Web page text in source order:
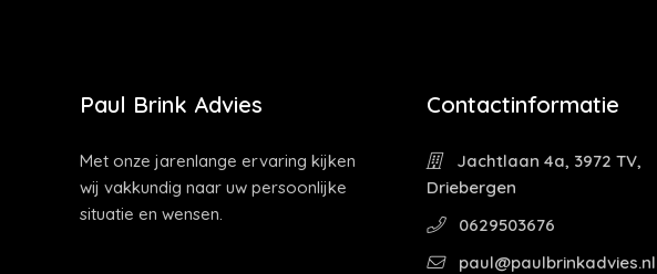
Paul Brink Advies
Met onze jarenlange ervaring kijken
wij vakkundig naar uw persoonlijke
situatie en wensen.
Contactinformatie
Jachtlaan 4a, 3972 TV,
Driebergen
0629503676
paul@paulbrinkadvies.nl